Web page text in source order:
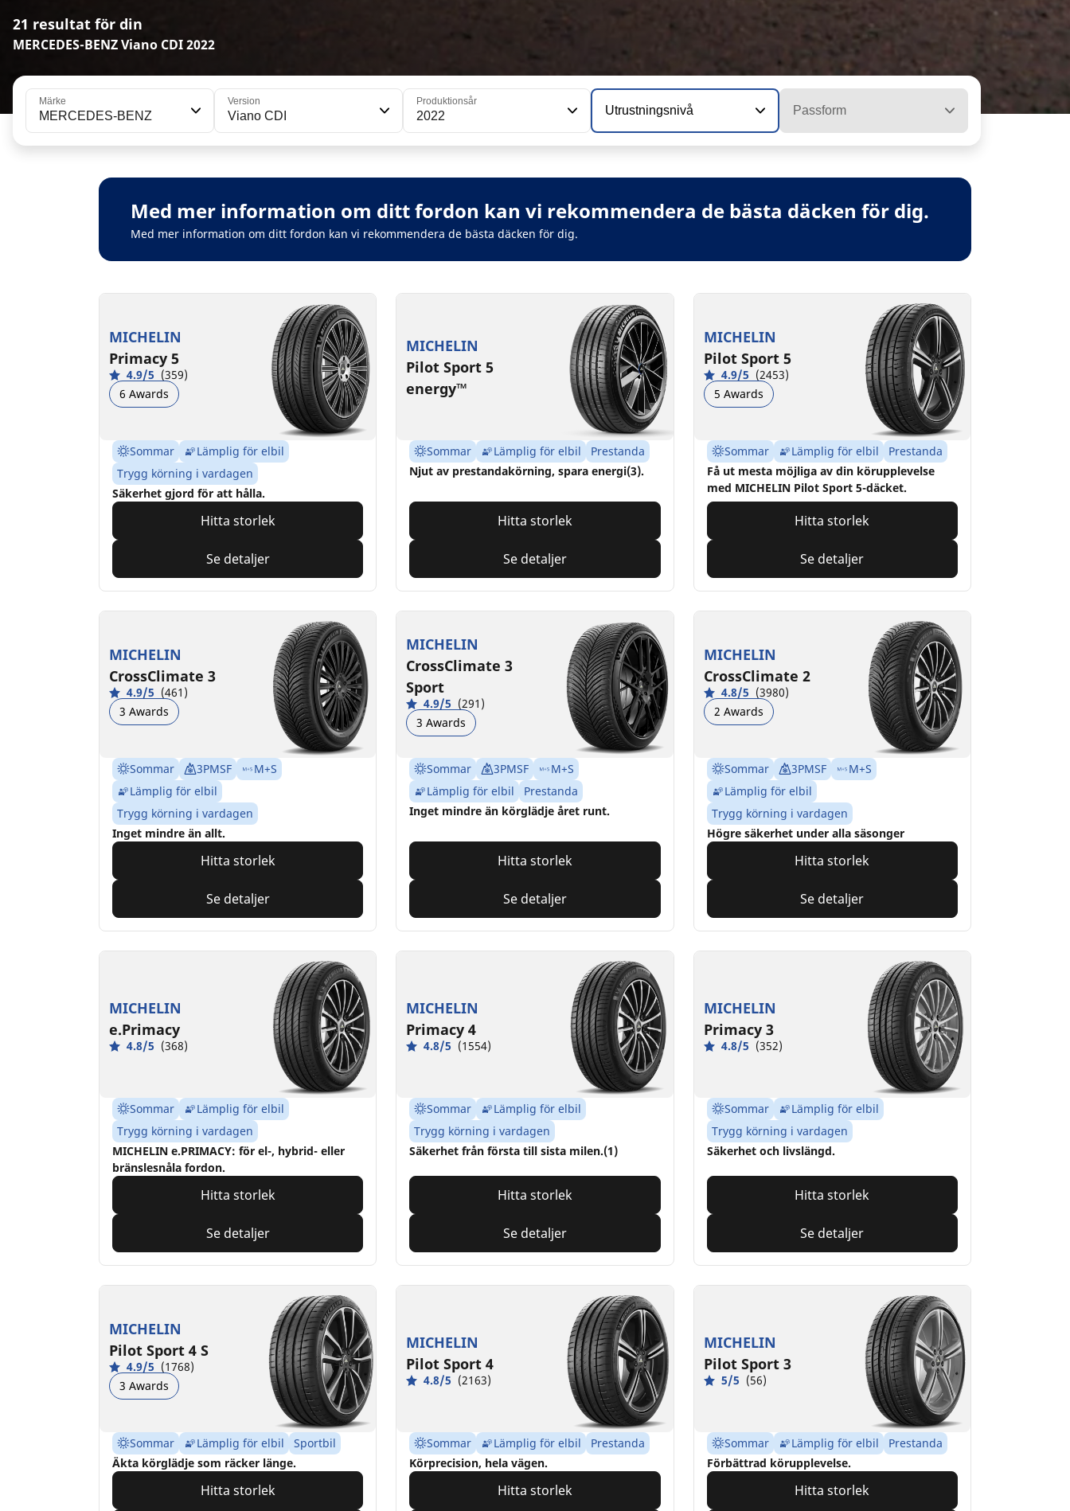
21 resultat för din
MERCEDES-BENZ Viano CDI 2022
Märke
MERCEDES-BENZ
Version
Viano CDI
Produktionsår
2022 Utrustningsnivå Passform
Med mer information om ditt fordon kan vi rekommendera de bästa däcken för dig.
Med mer information om ditt fordon kan vi rekommendera de bästa däcken för dig.
MICHELIN
Primacy 5
4.9/5 (359)
6 Awards
Sommar
Lämplig för elbil
Trygg körning i vardagen
Säkerhet gjord för att hålla.
Hitta storlek
Se detaljer
MICHELIN
Pilot Sport 5
energy™
Sommar Lämplig för elbil
Prestanda
Njut av prestandakörning, spara energi(3).
Hitta storlek
Se detaljer
MICHELIN
Pilot Sport 5
4.9/5 (2453)
5 Awards
Sommar Lämplig för elbil
Prestanda
Få ut mesta möjliga av din körupplevelse
med MICHELIN Pilot Sport 5-däcket.
Hitta storlek
Se detaljer
MICHELIN
CrossClimate 3
4.9/5 (461)
3 Awards
Sommar 3PMSF
M+S
Lämplig för elbil
Trygg körning i vardagen
Inget mindre än allt.
Hitta storlek
Se detaljer
MICHELIN
CrossClimate 3
Sport
4.9/5 (291)
3 Awards
Sommar 3PMSF
M+S
Lämplig för elbil
Prestanda
Inget mindre än körglädje året runt.
Hitta storlek
Se detaljer
MICHELIN
CrossClimate 2
4.8/5 (3980)
2 Awards
Sommar 3PMSF
M+S
Lämplig för elbil
Trygg körning i vardagen
Högre säkerhet under alla säsonger
Hitta storlek
Se detaljer
MICHELIN
e.Primacy
4.8/5 (368)
Sommar
Lämplig för elbil
Trygg körning i vardagen
MICHELIN e.PRIMACY: för el-, hybrid- eller
bränslesnåla fordon.
Hitta storlek
Se detaljer
MICHELIN
Primacy 4
4.8/5 (1554)
Sommar
Lämplig för elbil
Trygg körning i vardagen
Säkerhet från första till sista milen.(1)
Hitta storlek
Se detaljer
MICHELIN
Primacy 3
4.8/5 (352)
Sommar
Lämplig för elbil
Trygg körning i vardagen
Säkerhet och livslängd.
Hitta storlek
Se detaljer
MICHELIN
Pilot Sport 4 S
4.9/5 (1768)
3 Awards
Sommar Lämplig för elbil
Sportbil
Äkta körglädje som räcker länge.
Hitta storlek
MICHELIN
Pilot Sport 4
4.8/5 (2163)
Sommar Lämplig för elbil
Prestanda
Körprecision, hela vägen.
Hitta storlek
MICHELIN
Pilot Sport 3
5/5 (56)
Sommar Lämplig för elbil
Prestanda
Förbättrad körupplevelse.
Hitta storlek